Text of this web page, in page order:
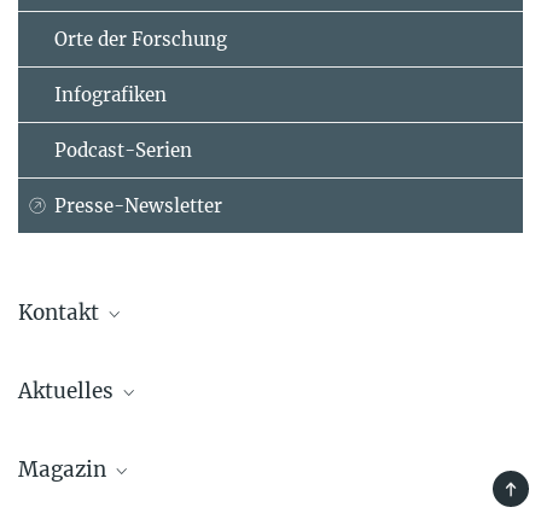
Orte der Forschung
Infografiken
Podcast-Serien
Presse-Newsletter
Kontakt
Max-Planck-Institut für Chemische Energiekonversion, Mülheim an
walter.leitner@...
Aktuelles
Magazin
TOP